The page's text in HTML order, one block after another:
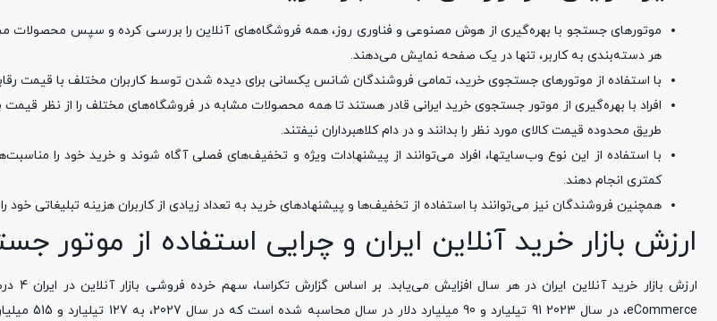
موتورهای جستجو با بهره‌گیری از هوش مصنوعی و فناوری روز، همه فروشگاه‌های آنلاین را بررسی کرده و سپس محصولات
هر دسته‌بندی به کاربر، تنها در یک صفحه نمایش می‌دهند.
با استفاده از موتورهای جستجوی خرید، تمامی فروشندگان شانس یکسانی برای دیده شدن توسط کاربران مختلف با قیمت
افراد با بهره‌گیری از موتور جستجوی خرید ایرانی قادر هستند تا همه محصولات مشابه در فروشگاه‌های مختلف را از نظر قیمت
طریق محدوده قیمت کالای مورد نظر را بدانند و در دام کلاهبرداران نیفتند.
با استفاده از این نوع وب‌سایتها، افراد می‌توانند از پیشنهادات ویژه و تخفیف‌های فصلی آگاه شوند و خرید خود را
کمتری انجام دهند.
همچنین فروشندگان نیز می‌توانند با استفاده از تخفیف‌ها و پیشنهادهای خرید به تعداد زیادی از کاربران هزینه تبلیغاتی خود
ارزش بازار خرید آنلاین ایران و چرایی استفاده از موتور